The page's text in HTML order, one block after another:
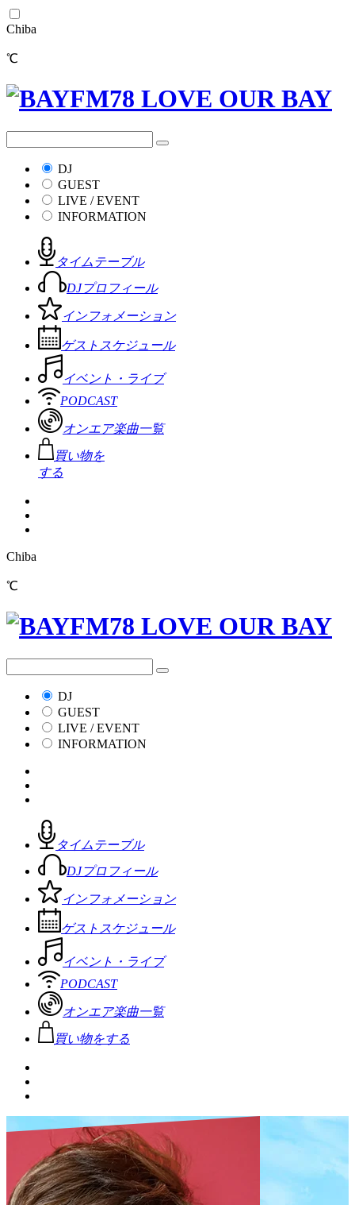
Chiba
℃
DJ
GUEST
LIVE / EVENT
INFORMATION
タイムテーブル
DJプロフィール
インフォメーション
ゲストスケジュール
イベント・ライブ
PODCAST
オンエア楽曲一覧
買い物を
する
Chiba
℃
DJ
GUEST
LIVE / EVENT
INFORMATION
タイムテーブル
DJプロフィール
インフォメーション
ゲストスケジュール
イベント・ライブ
PODCAST
オンエア楽曲一覧
買い物をする